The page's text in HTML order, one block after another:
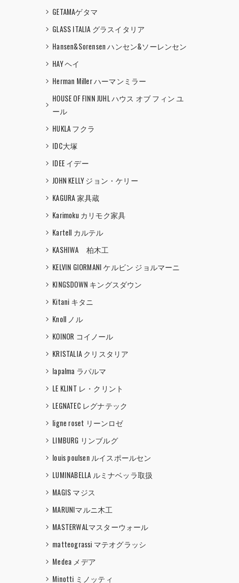
GETAMAゲタマ
GLASS ITALIA グラスイタリア
Hansen&Sorensen ハンセン&ソーレンセン
HAY ヘイ
Herman Miller ハーマンミラー
HOUSE OF FINN JUHL ハウス オブ フィン ユ
ール
HUKLA フクラ
IDC大塚
IDEE イデー
JOHN KELLY ジョン・ケリー
KAGURA 家具蔵
Karimoku カリモク家具
Kartell カルテル
KASHIWA 柏木工
KELVIN GIORMANI ケルビン ジョルマーニ
KINGSDOWN キングスダウン
Kitani キタニ
Knoll ノル
KOINOR コイノール
KRISTALIA クリスタリア
lapalma ラパルマ
LE KLINT レ・クリント
LEGNATEC レグナテック
ligne roset リーンロゼ
LIMBURG リンブルグ
louis poulsen ルイスポールセン
LUMINABELLA ルミナベッラ取扱
MAGIS マジス
MARUNIマルニ木工
MASTERWALマスターウォール
matteograssi マテオグラッシ
Medea メデア
Minotti ミノッティ